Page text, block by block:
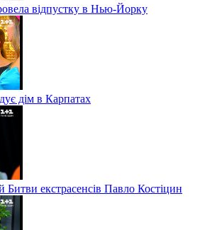
відпустку в Нью-Йорку
дім в Карпатах
екстрасенсів Павло Костіцин